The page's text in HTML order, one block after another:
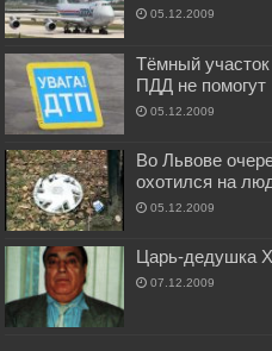
05.12.2009
Тёмный участок
ПДД не помогут
05.12.2009
Во Львове
охотился на
05.12.2009
Царь-дедушка
07.12.2009